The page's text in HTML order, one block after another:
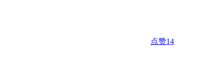
点赞14